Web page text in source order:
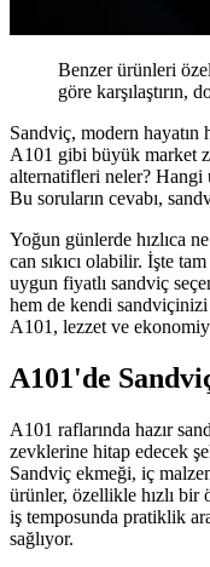
Benzer ürünleri
göre karşılaştırın,
Sandviç, modern hayatın
A101 gibi büyük market
alternatifleri neler? Hangi
Bu soruların cevabı,
Yoğun günlerde hızlıca
can sıkıcı olabilir. İşte
uygun fiyatlı sandviç
hem de kendi
A101, lezzet ve
A101'de
A101 raflarında hazır
zevklerine hitap edecek
Sandviç ekmeği, iç
ürünler, özellikle hızlı
iş temposunda pratiklik
sağlıyor.